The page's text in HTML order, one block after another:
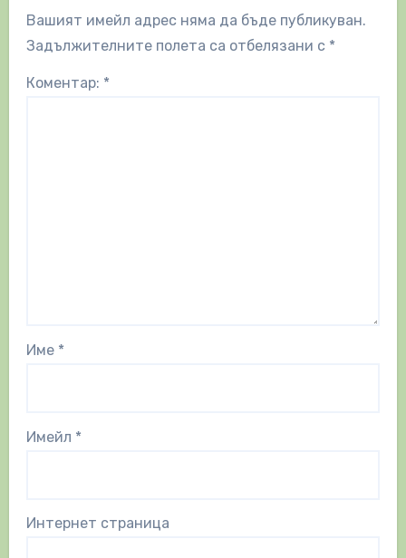
Вашият имейл адрес няма да бъде публикуван.
Задължителните полета са отбелязани с *
Коментар: *
Име *
Имейл *
Интернет страница